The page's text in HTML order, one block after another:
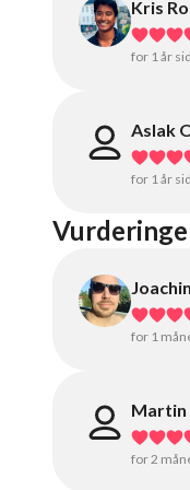
Kris
for 1 år
Aslak
for 1 år
for 1
Martin
for 2